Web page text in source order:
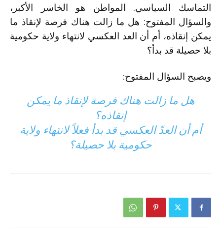
التماسك السياسي. المواطن هو الخاسر الأكبر،
والسؤال المفتوح: هل ما زالت هناك فرصة لإنقاذ ما
يمكن إنقاذه، أم أن العد العكسي لانتهاء ولاية حكومية
بلا حصيلة قد بدأ؟
ويصبح السؤال المفتوح:
هل ما زالت هناك فرصة لإنقاذ ما يمكن
إنقاذه؟
أم أن العدّ العكسي قد بدأ فعلاً لانتهاء ولاية
حكومية بلا حصيلة؟